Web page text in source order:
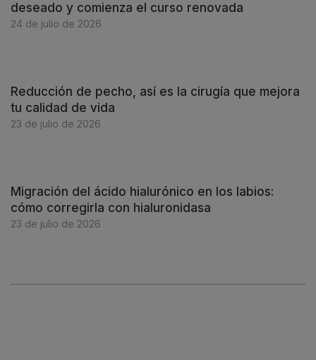
deseado y comienza el curso renovada
24 de julio de 2026
Reducción de pecho, así es la cirugía que mejora
tu calidad de vida
23 de julio de 2026
Migración del ácido hialurónico en los labios:
cómo corregirla con hialuronidasa
23 de julio de 2026